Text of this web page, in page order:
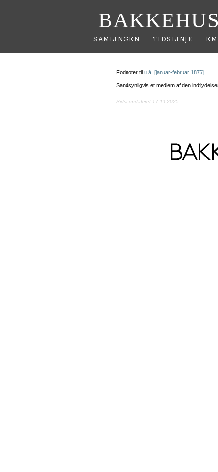
SAMLINGEN TIDSLINJE
Fodnoter til u.å. [januar-februar 1876]
Sandsynligvis et medlem af den
Sidst opdateret 17.10.2025